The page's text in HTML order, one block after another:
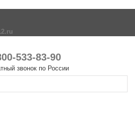
533-83-90
звонок по России